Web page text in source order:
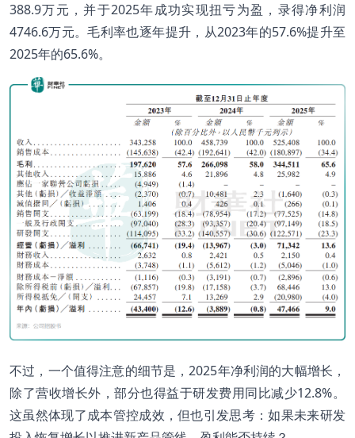
388.9万元，并于2025年成功实现扭亏为盈，录得净利润
4746.6万元。毛利率也逐年提升，从2023年的57.6%提升至
2025年的65.6%。
不过，一个值得注意的细节是，2025年净利润的大幅增长，
除了营收增长外，部分也得益于研发费用同比减少12.8%。
这虽然体现了成本管控成效，但也引发思考：如果未来研发